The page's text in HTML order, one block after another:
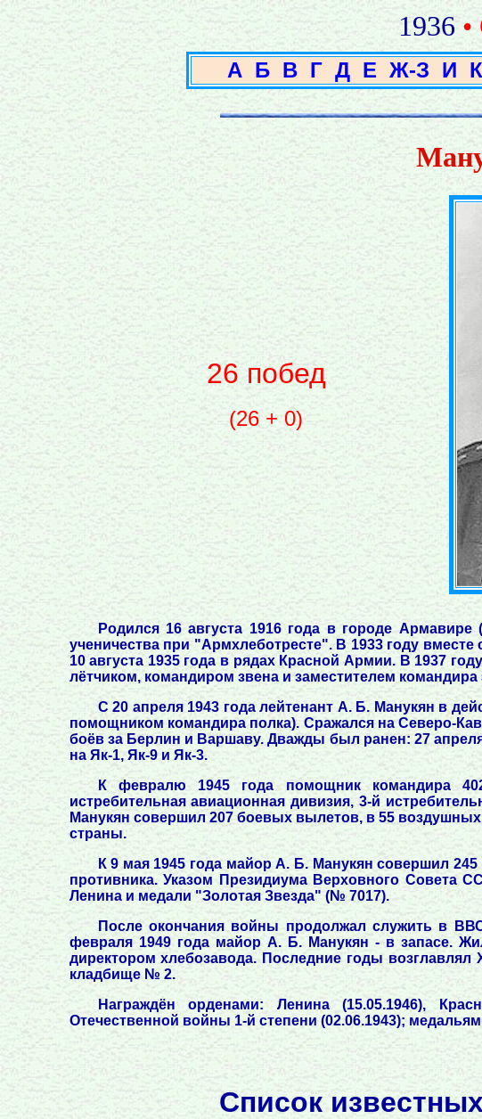
1936
А Б В Г Д Е Ж-З И К
26 побед
(26 + 0)
Родился 16 августа 1916 года в городе
ученичества при "Армхлеботресте". В 1933 году
10 августа 1935 года в рядах Красной Армии. В 1937
лётчиком, командиром звена и заместителем
С 20 апреля 1943 года лейтенант А. Б. Манукян в
помощником командира полка). Сражался на Северо-
боёв за Берлин и Варшаву. Дважды был ранен: 27 апреля
на Як-1, Як-9 и Як-3.
К февралю 1945 года помощник командира
истребительная авиационная дивизия, 3-й
Манукян совершил 207 боевых вылетов, в 55
страны.
К 9 мая 1945 года майор А. Б. Манукян совершил
противника. Указом Президиума Верховного Совета
Ленина и медали "Золотая Звезда" (№ 7017).
После окончания войны продолжал служить в
февраля 1949 года майор А. Б. Манукян - в запасе.
директором хлебозавода. Последние годы
кладбище № 2.
Награждён орденами: Ленина (15.05.1946),
Отечественной войны 1-й степени (02.06.1943);
Список